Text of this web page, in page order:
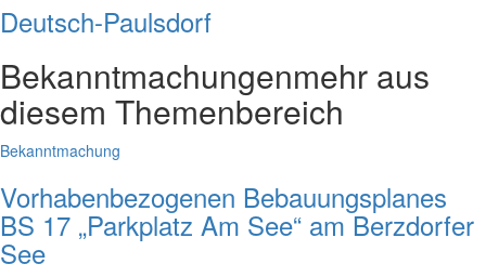
Deutsch-Paulsdorf
Bekanntmachungenmehr aus
diesem Themenbereich
Bekanntmachung
Vorhabenbezogenen Bebauungsplanes
BS 17 „Parkplatz Am See“ am Berzdorfer
See